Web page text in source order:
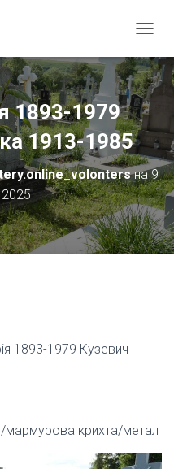
Е
Р
Е
М
К
Н
Т
И
Н
А
В
І
Г
1893-1979
1913-1985
на9
1893-1979 Кузевич
мармурова крихта/метал